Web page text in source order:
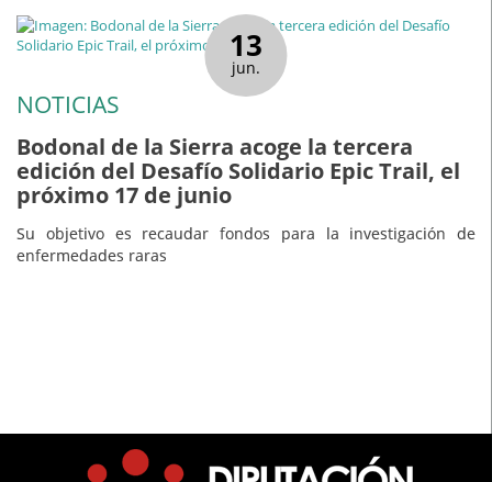
13
jun.
NOTICIAS
Bodonal de la Sierra acoge la tercera
edición del Desafío Solidario Epic Trail, el
próximo 17 de junio
Su objetivo es recaudar fondos para la investigación de
enfermedades raras